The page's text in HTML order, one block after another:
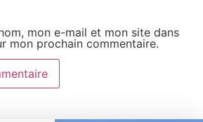
mon e-mail et mon site dans
mon prochain commentaire.